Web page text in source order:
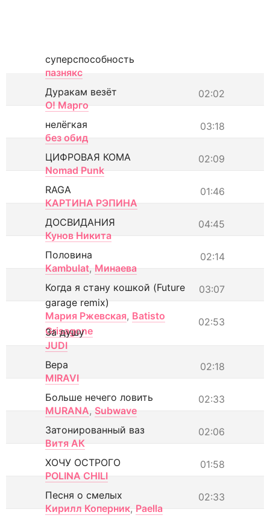
суперспособность
пазнякс
02:02
Дуракам везёт
О! Марго
03:18
нелёгкая
без обид
02:09
ЦИФРОВАЯ КОМА
Nomad Punk
01:46
RAGA
КАРТИНА РЭПИНА
04:45
ДОСВИДАНИЯ
Кунов Никита
02:14
Половина
Kambulat, Минаева
03:07
Когда я стану кошкой (Future
garage remix)
Мария Ржевская, Batisto
Grisagone
02:53
За душу
JUDI
02:18
Вера
MIRAVI
02:33
Больше нечего ловить
MURANA, Subwave
02:06
Затонированный ваз
Витя АК
01:58
ХОЧУ ОСТРОГО
POLINA CHILI
02:33
Песня о смелых
Кирилл Коперник, Paella